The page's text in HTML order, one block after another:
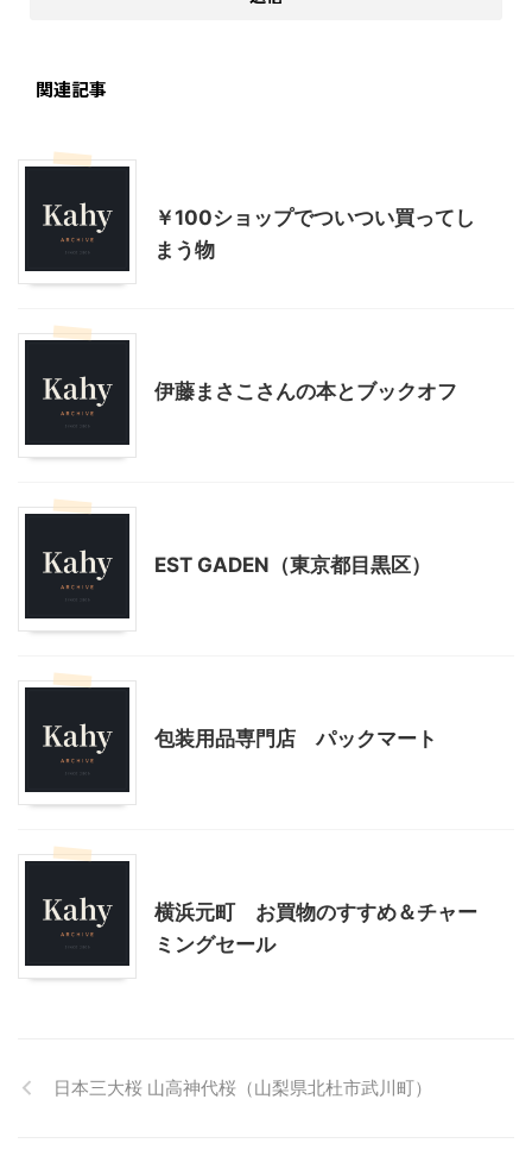
関連記事
￥100ショップでついつい買ってし
まう物
伊藤まさこさんの本とブックオフ
EST GADEN（東京都目黒区）
包装用品専門店 パックマート
横浜元町 お買物のすすめ＆チャー
ミングセール
日本三大桜 山高神代桜（山梨県北杜市武川町）